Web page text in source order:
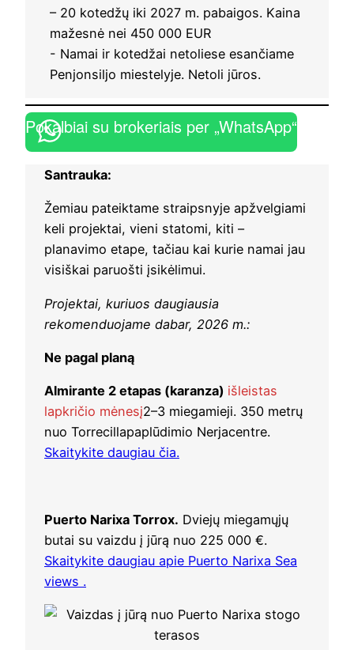
– 20 kotedžų iki 2027 m. pabaigos. Kaina
mažesnė nei 450 000 EUR
- Namai ir kotedžai netoliese esančiame
Penjonsiljo miestelyje. Netoli jūros.
Pokalbiai su brokeriais per „WhatsApp“
Santrauka:
Žemiau pateiktame straipsnyje apžvelgiami
keli projektai, vieni statomi, kiti –
planavimo etape, tačiau kai kurie namai jau
visiškai paruošti įsikėlimui.
Projektai, kuriuos daugiausia
rekomenduojame dabar, 2026 m.:
Ne pagal planą
Almirante 2 etapas (karanza) išleistas
lapkričio mėnesį2–3 miegamieji. 350 metrų
nuo Torrecillapaplūdimio Nerjacentre.
Skaitykite daugiau čia.
Puerto Narixa Torrox. Dviejų miegamųjų
butai su vaizdu į jūrą nuo 225 000 €.
Skaitykite daugiau apie Puerto Narixa Sea
views .